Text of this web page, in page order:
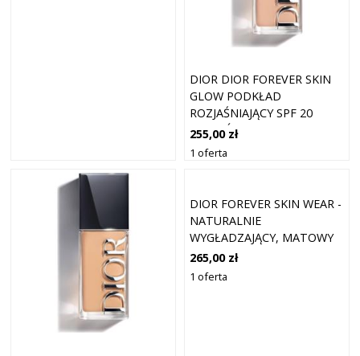
DIOR DIOR FOREVER SKIN
GLOW PODKŁAD
ROZJAŚNIAJĄCY SPF 20
ODCIEŃ 3 COOL ROSY 30
ML
255,00 zł
1 oferta
DIOR FOREVER SKIN WEAR -
NATURALNIE
WYGŁADZAJĄCY, MATOWY
PODKŁAD, 24H ULTRA
WEAR PODKŁADY 30 ML
265,00 zł
1 oferta